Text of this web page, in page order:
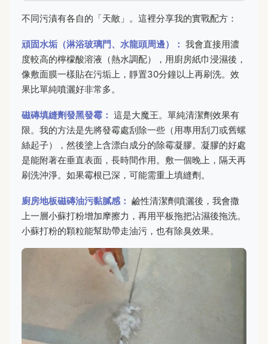
不同污漬有各自的「天敵」。這裡分享我的實戰配方：
頑固水垢（淋浴玻璃門、水龍頭周邊）： 我會直接用濃
度較高的檸檬酸溶液（熱水調配），用廚房紙巾浸濕後，
像敷面膜一樣貼在污垢上，靜置30分鐘以上再刷洗。效
果比單純噴灑好非常多。
磁磚填縫劑發黑發霉： 這是大魔王。單純清潔劑效果有
限。我的方法是先將發霉處刮除一些（用專用刮刀或舊螺
絲起子），然後塗上含漂白成分的除霉凝膠。凝膠的好處
是能附著在垂直表面，長時間作用。敷一個晚上，隔天再
刷洗沖淨。如果霉根已深，可能需重上填縫劑。
廚房地板磁磚油污黏膩感： 鹼性清潔劑噴灑後，我會撒
上一層小蘇打粉增加摩擦力，再用平板拖把沾濕後拖洗。
小蘇打粉的顆粒能幫助帶走油污，也有除臭效果。